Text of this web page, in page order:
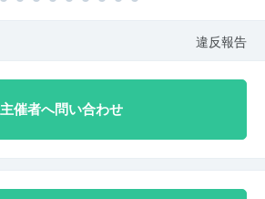
違反報告
主催者へ問い合わせ